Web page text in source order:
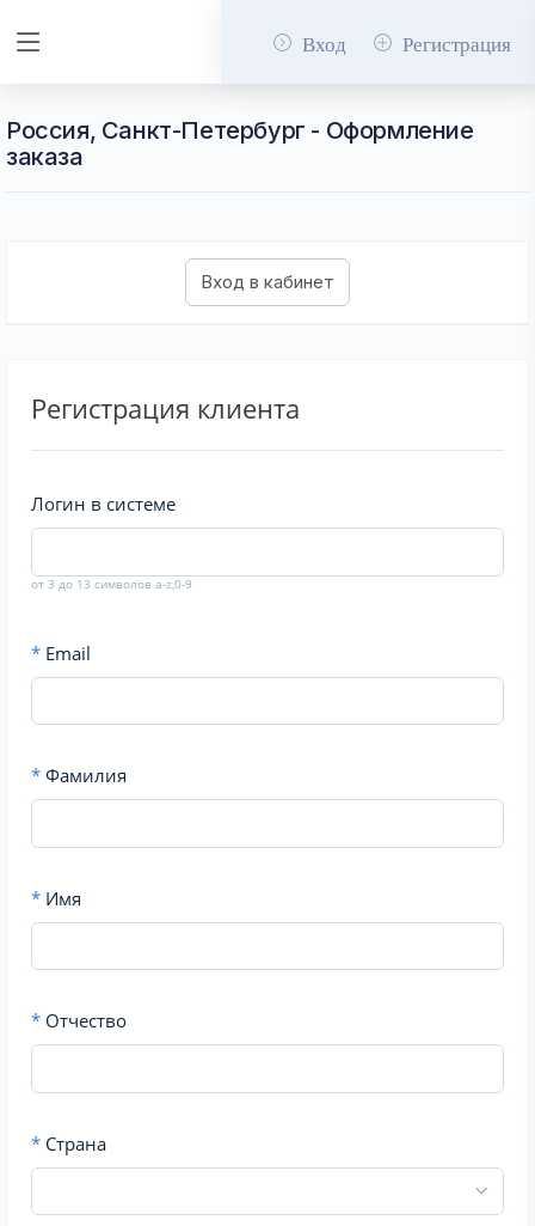
Вход Регистрация
Россия, Санкт-Петербург - Оформление
заказа
Регистрация клиента
Логин в системе
от 3 до 13 символов a-z,0-9
* Email
* Фамилия
* Имя
* Отчество
* Страна